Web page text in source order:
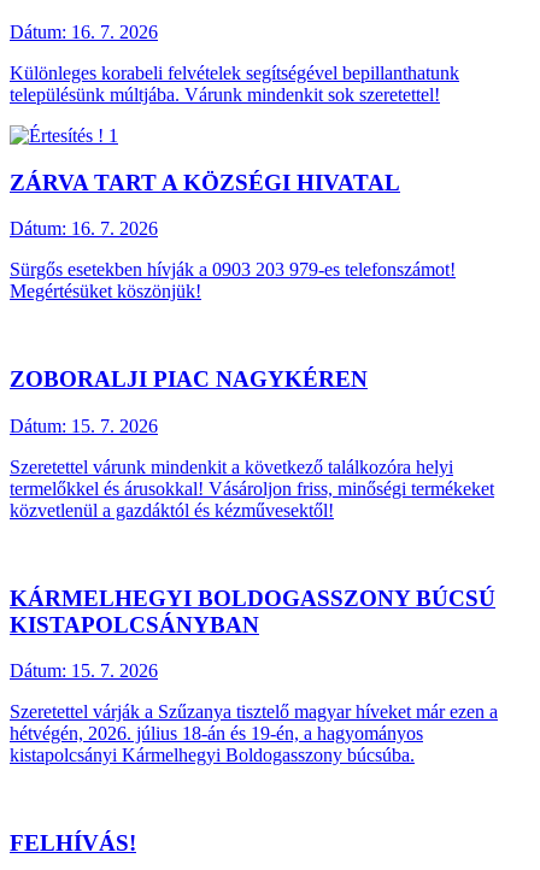
Dátum: 16. 7. 2026
Különleges korabeli felvételek segítségével bepillanthatunk
településünk múltjába. Várunk mindenkit sok szeretettel!
ZÁRVA TART A KÖZSÉGI HIVATAL
Dátum: 16. 7. 2026
Sürgős esetekben hívják a 0903 203 979-es telefonszámot!
Megértésüket köszönjük!
ZOBORALJI PIAC NAGYKÉREN
Dátum: 15. 7. 2026
Szeretettel várunk mindenkit a következő találkozóra helyi
termelőkkel és árusokkal! Vásároljon friss, minőségi termékeket
közvetlenül a gazdáktól és kézművesektől!
KÁRMELHEGYI BOLDOGASSZONY BÚCSÚ
KISTAPOLCSÁNYBAN
Dátum: 15. 7. 2026
Szeretettel várják a Szűzanya tisztelő magyar híveket már ezen a
hétvégén, 2026. július 18-án és 19-én, a hagyományos
kistapolcsányi Kármelhegyi Boldogasszony búcsúba.
FELHÍVÁS!